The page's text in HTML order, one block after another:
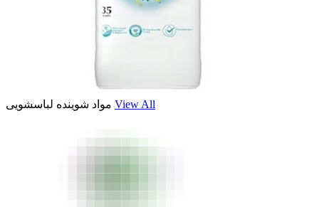
مواد شوینده لباسشویی View All